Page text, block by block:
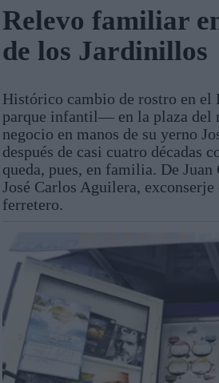
Módulos Portada Jaén Provincia Linares
Relevo familiar
de los Jardinillos
Histórico cambio de rostro en
parque infantil— en la plaza del
negocio en manos de su yerno
después de casi cuatro décadas
queda, pues, en familia. De
José Carlos Aguilera,
ferretero.